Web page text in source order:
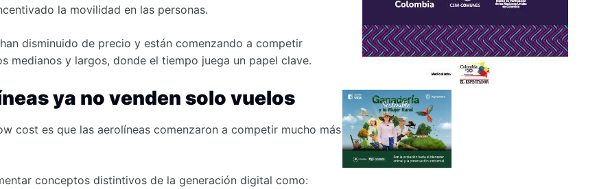
la movilidad en las personas.
disminuido de precio y están comenzando a competir
medianos y largos, donde el tiempo juega un papel clave.
ya no venden solo vuelos
cost es que las aerolíneas comenzaron a competir mucho más
conceptos distintivos de la generación digital como: